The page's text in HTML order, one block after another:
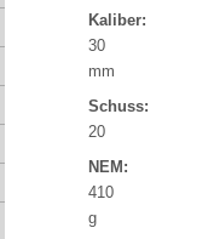
Kaliber:
30
mm
Schuss:
20
NEM:
410
g